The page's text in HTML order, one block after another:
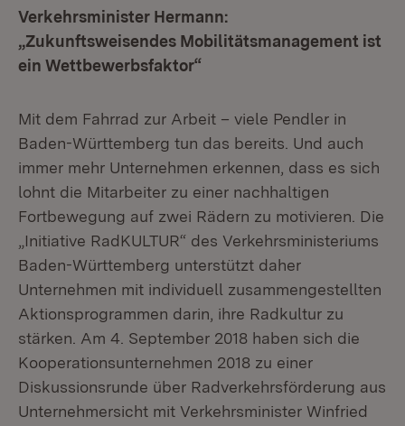
Verkehrsminister Hermann:
„Zukunftsweisendes Mobilitätsmanagement ist
ein Wettbewerbsfaktor“
Mit dem Fahrrad zur Arbeit – viele Pendler in
Baden-Württemberg tun das bereits. Und auch
immer mehr Unternehmen erkennen, dass es sich
lohnt die Mitarbeiter zu einer nachhaltigen
Fortbewegung auf zwei Rädern zu motivieren. Die
„Initiative RadKULTUR“ des Verkehrsministeriums
Baden-Württemberg unterstützt daher
Unternehmen mit individuell zusammengestellten
Aktionsprogrammen darin, ihre Radkultur zu
stärken. Am 4. September 2018 haben sich die
Kooperationsunternehmen 2018 zu einer
Diskussionsrunde über Radverkehrsförderung aus
Unternehmersicht mit Verkehrsminister Winfried